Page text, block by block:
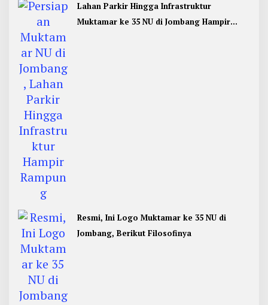
Lahan Parkir Hingga Infrastruktur
Muktamar ke 35 NU di Jombang Hampir
Resmi, Ini Logo Muktamar ke 35 NU di
Jombang, Berikut Filosofinya